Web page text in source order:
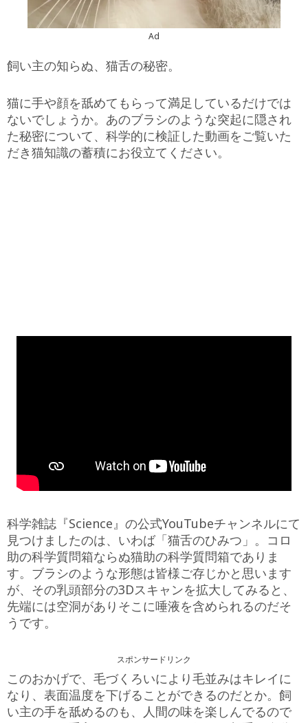
Ad
飼い主の知らぬ、猫舌の秘密。
猫に手や顔を舐めてもらって満足しているだけでは
ないでしょうか。あのブラシのような突起に隠され
た秘密について、科学的に検証した動画をご覧いた
だき猫知識の蓄積にお役立てください。
科学雑誌『Science』の公式YouTubeチャンネルにて
見つけましたのは、いわば「猫舌のひみつ」。コロ
助の科学質問箱ならぬ猫助の科学質問箱でありま
す。ブラシのような形態は皆様ご存じかと思います
が、その乳頭部分の3Dスキャンを拡大してみると、
先端には空洞がありそこに唾液を含められるのだそ
うです。
スポンサードリンク
このおかげで、毛づくろいにより毛並みはキレイに
なり、表面温度を下げることができるのだとか。飼
い主の手を舐めるのも、人間の味を楽しんでるので